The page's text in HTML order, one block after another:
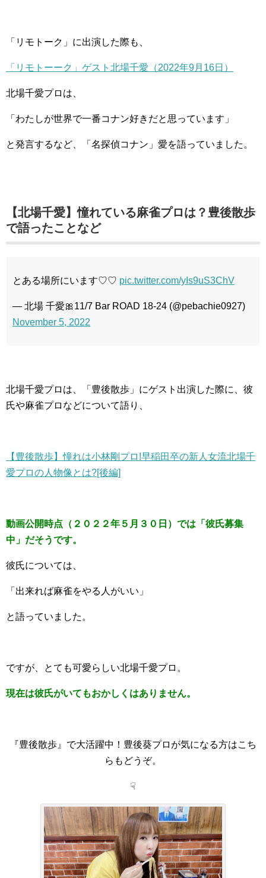
「リモトーク」に出演した際も、
「リモトーーク」ゲスト北場千愛（2022年9月16日）
北場千愛プロは、
「わたしが世界で一番コナン好きだと思っています」
と発言するなど、「名探偵コナン」愛を語っていました。
【北場千愛】憧れている麻雀プロは？豊後散歩
で語ったことなど
とある場所にいます♡♡ pic.twitter.com/yIs9uS3ChV
— 北場 千愛🎀11/7 Bar ROAD 18-24 (@pebachie0927)
November 5, 2022
北場千愛プロは、「豊後散歩」にゲスト出演した際に、彼
氏や麻雀プロなどについて語り、
【豊後散歩】憧れは小林剛プロ!早稲田卒の新人女流北場千
愛プロの人物像とは?[後編]
動画公開時点（２０２２年５月３０日）では「彼氏募集
中」だそうです。
彼氏については、
「出来れば麻雀をやる人がいい」
と語っていました。
ですが、とても可愛らしい北場千愛プロ。
現在は彼氏がいてもおかしくはありません。
『豊後散歩』で大活躍中！豊後葵プロが気になる方はこち
らもどうぞ。
☟